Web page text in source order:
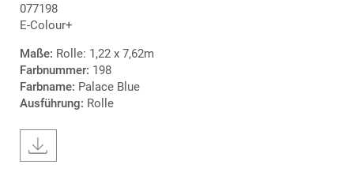
077198
E-Colour+
Maße: Rolle: 1,22 x 7,62m
Farbnummer: 198
Farbname: Palace Blue
Ausführung: Rolle